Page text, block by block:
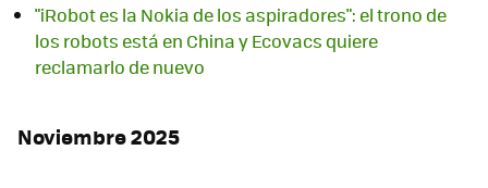
"iRobot es la Nokia de los aspiradores": el trono de
los robots está en China y Ecovacs quiere
reclamarlo de nuevo
Noviembre 2025